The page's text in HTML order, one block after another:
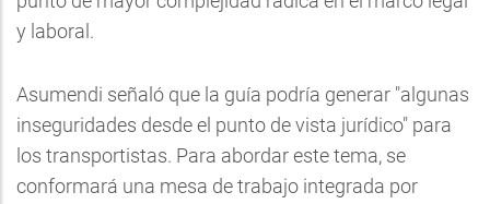
y laboral.
Asumendi señaló que la guía podría generar "algunas
inseguridades desde el punto de vista jurídico" para
los transportistas. Para abordar este tema, se
conformará una mesa de trabajo integrada por